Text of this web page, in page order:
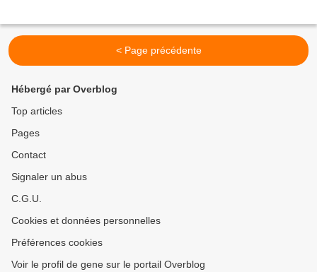
< Page précédente
Hébergé par Overblog
Top articles
Pages
Contact
Signaler un abus
C.G.U.
Cookies et données personnelles
Préférences cookies
Voir le profil de gene sur le portail Overblog